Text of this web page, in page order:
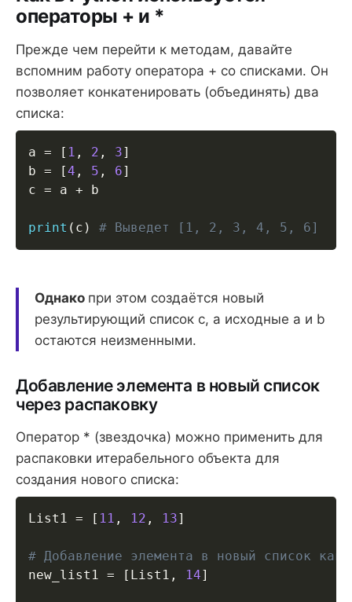
операторы + и *
Прежде чем перейти к методам, давайте
вспомним работу оператора + со списками. Он
позволяет конкатенировать (объединять) два
списка:
a = [ 1 , 2 , 3]
b = [4 , 5 , 6]
c = a + b
print ( c ) # Выведет [1, 2, 3, 4, 5, 6]
Однако при этом создаётся новый
результирующий список c, а исходные a и b
остаются неизменными.
Добавление элемента в новый список
через распаковку
Оператор * (звездочка) можно применить для
распаковки итерабельного объекта для
создания нового списка:
List1 = [ 11 , 12 , 13]
# Добавление элемента в новый список как
new_list1 = [ List1 , 14]